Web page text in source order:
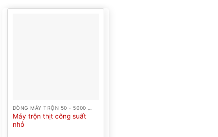
Máy trộn thịt công suất
nhỏ